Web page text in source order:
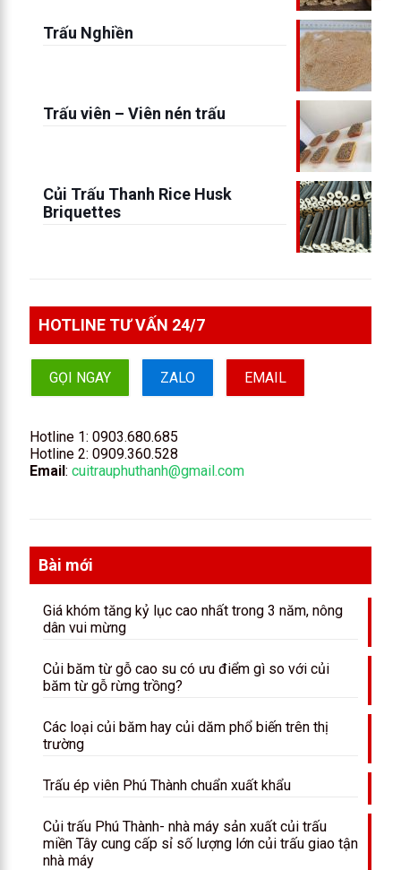
Trấu Nghiền
Trấu viên – Viên nén trấu
Củi Trấu Thanh Rice Husk
Briquettes
HOTLINE TƯ VẤN 24/7
GỌI NGAY ZALO EMAIL
Hotline 1: 0903.680.685
Hotline 2: 0909.360.528
Email: cuitrauphuthanh@gmail.com
Bài mới
Giá khóm tăng kỷ lục cao nhất trong 3 năm, nông
dân vui mừng
Củi băm từ gỗ cao su có ưu điểm gì so với củi
băm từ gỗ rừng trồng?
Các loại củi băm hay củi dăm phổ biến trên thị
trường
Trấu ép viên Phú Thành chuẩn xuất khẩu
Củi trấu Phú Thành- nhà máy sản xuất củi trấu
miền Tây cung cấp sỉ số lượng lớn củi trấu giao tận
nhà máy